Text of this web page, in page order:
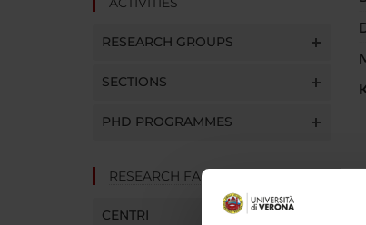
RESEARCH GROUPS
SECTIONS
PHD PROGRAMMES
RESEARCH FACILITIES
CENTRI